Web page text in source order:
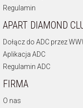
Regulamin
APART DIAMOND
Dołącz do ADC przez
Aplikacja ADC
Regulamin ADC
FIRMA
O nas